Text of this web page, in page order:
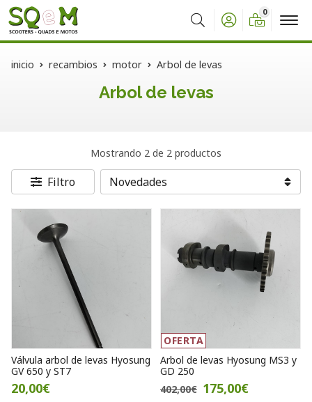
Buscar
0
inicio recambios motor Arbol de levas
Arbol de levas
Mostrando 2 de 2 productos
Filtro
Válvula arbol de levas Hyosung
GV 650 y ST7
20,00€
OFERTA
Arbol de levas Hyosung MS3 y
GD 250
402,00€ 175,00€